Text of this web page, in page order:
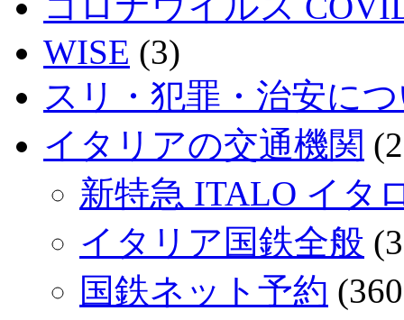
WISE (3)
スリ・犯罪・治安に
イタリアの交通機関
新特急 ITALO イタ
イタリア国鉄全般
国鉄ネット予約